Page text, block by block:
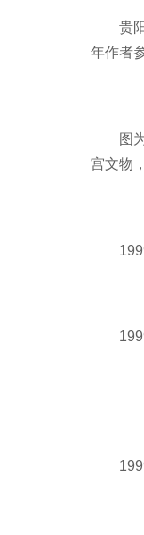
贵
年作者
图
宫文物